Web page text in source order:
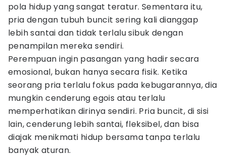
pola hidup yang sangat teratur. Sementara itu,
pria dengan tubuh buncit sering kali dianggap
lebih santai dan tidak terlalu sibuk dengan
penampilan mereka sendiri.
Perempuan ingin pasangan yang hadir secara
emosional, bukan hanya secara fisik. Ketika
seorang pria terlalu fokus pada kebugarannya, dia
mungkin cenderung egois atau terlalu
memperhatikan dirinya sendiri. Pria buncit, di sisi
lain, cenderung lebih santai, fleksibel, dan bisa
diajak menikmati hidup bersama tanpa terlalu
banyak aturan.